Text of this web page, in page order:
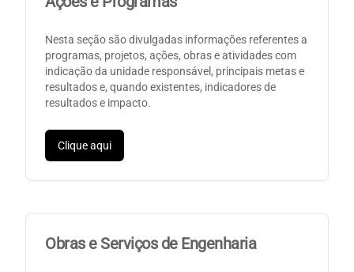
Nesta seção são divulgadas informações referentes a
programas, projetos, ações, obras e atividades com
indicação da unidade responsável, principais metas e
resultados e, quando existentes, indicadores de
resultados e impacto.
Clique aqui
Obras e Serviços de Engenharia